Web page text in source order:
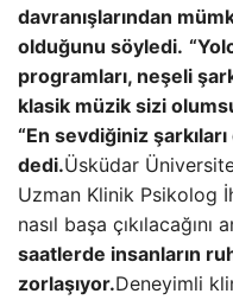
davranışlarından
olduğunu söyledi.
programları, neşeli
klasik müzik sizi
“En sevdiğiniz
dedi.Üsküdar
Uzman Klinik Psikolog
nasıl başa çıkılacağını
saatlerde insanların
zorlaşıyor.Deneyimli